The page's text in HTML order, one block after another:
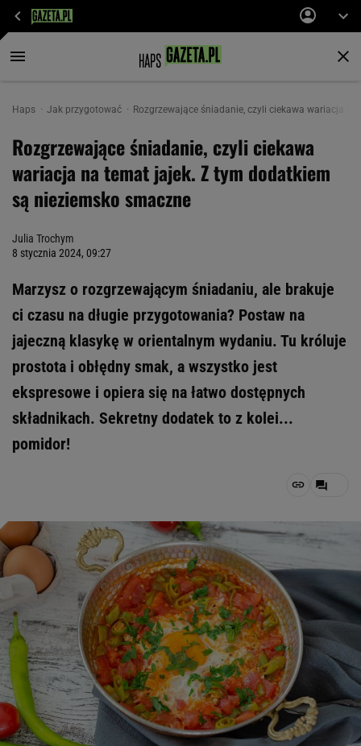
Haps Jak przygotować Rozgrzewające śniadanie, czyli ciekawa wariacja
Rozgrzewające śniadanie, czyli ciekawa
wariacja na temat jajek. Z tym dodatkiem
są nieziemsko smaczne
Julia Trochym
8 stycznia 2024, 09:27
Marzysz o rozgrzewającym śniadaniu, ale brakuje
ci czasu na długie przygotowania? Postaw na
jajeczną klasykę w orientalnym wydaniu. Tu króluje
prostota i obłędny smak, a wszystko jest
ekspresowe i opiera się na łatwo dostępnych
składnikach. Sekretny dodatek to z kolei...
pomidor!